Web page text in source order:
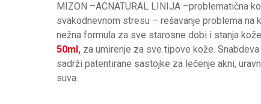
MIZON –ACNATURAL LINIJA –problematična
svakodnevnom stresu – rešavanje problema na
nežna formula za sve starosne dobi i stanja
50ml, za umirenje za sve tipove kože.
sadrži patentirane sastojke za lečenje akni,
suva.